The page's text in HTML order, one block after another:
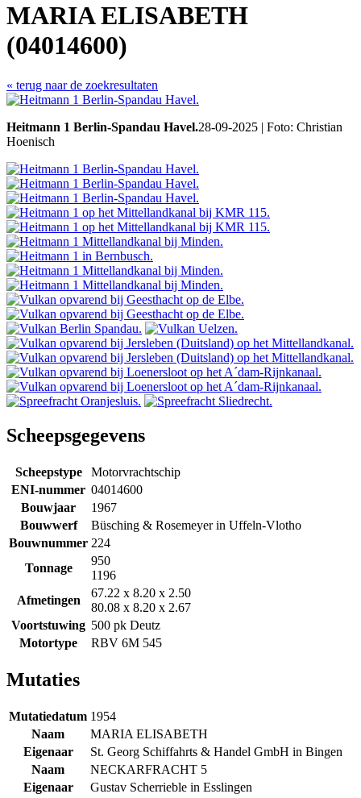
MARIA ELISABETH
(04014600)
« terug naar de zoekresultaten
Heitmann 1 Berlin-Spandau Havel.28-09-2025 | Foto: Christian
Hoenisch
Scheepsgegevens
Scheepstype
Motorvrachtschip
ENI-nummer 04014600
Bouwjaar
1967
Bouwwerf
Büsching & Rosemeyer in Uffeln-Vlotho
Bouwnummer 224
Tonnage
950
1196
Afmetingen
67.22 x 8.20 x 2.50
80.08 x 8.20 x 2.67
Voortstuwing 500 pk Deutz
Motortype
RBV 6M 545
Mutaties
Mutatiedatum 1954
Naam
MARIA ELISABETH
Eigenaar
St. Georg Schiffahrts & Handel GmbH in Bingen
Naam
NECKARFRACHT 5
Eigenaar
Gustav Scherrieble in Esslingen